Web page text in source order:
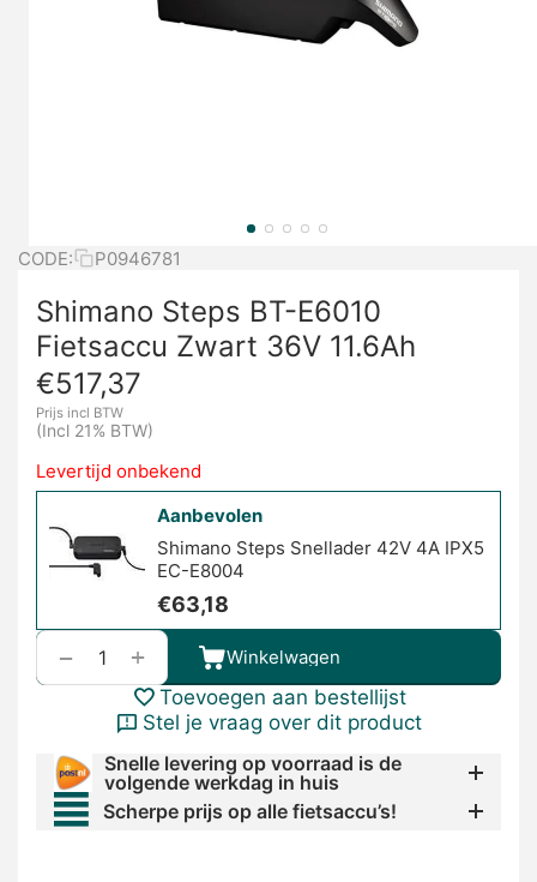
CODE: P0946781
Shimano Steps BT-E6010
Fietsaccu Zwart 36V 11.6Ah
€517,37
Prijs incl BTW
(Incl 21% BTW)
Levertijd onbekend
Aanbevolen
Shimano Steps Snellader 42V 4A IPX5
EC-E8004
€63,18
+
− Winkelwagen
Toevoegen aan bestellijst
Stel je vraag over dit product
Snelle levering op voorraad is de
volgende werkdag in huis
Scherpe prijs op alle fietsaccu’s!